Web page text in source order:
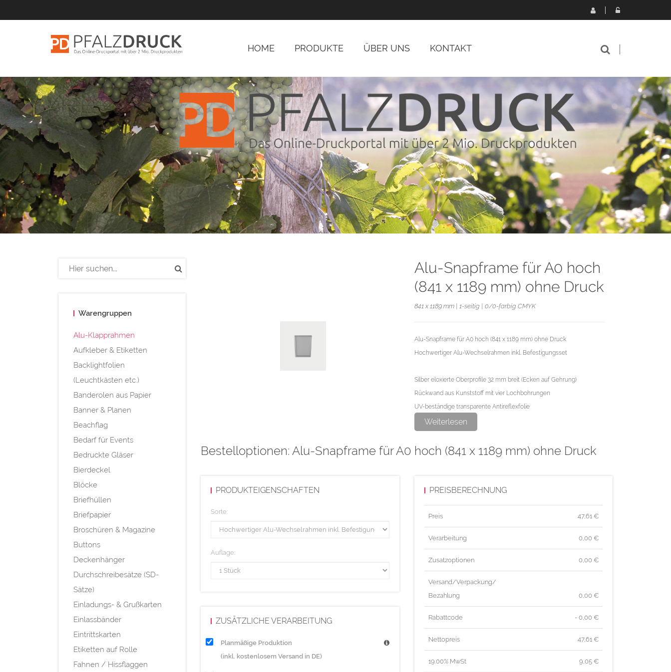
HOME PRODUKTE ÜBER UNS KONTAKT
Warengruppen
Alu-Klapprahmen
Aufkleber & Etiketten
Backlightfolien
(Leuchtkästen etc.)
Banderolen aus Papier
Banner & Planen
Beachflag
Bedarf für Events
Bedruckte Gläser
Bierdeckel
Blöcke
Briefhüllen
Briefpapier
Broschüren & Magazine
Buttons
Deckenhänger
Durchschreibesätze (SD-
Sätze)
Einladungs- & Grußkarten
Einlassbänder
Eintrittskarten
Etiketten auf Rolle
Fahnen / Hissflaggen
Alu-Snapframe für A0 hoch
(841 x 1189 mm) ohne Druck
841 x 1189 mm | 1-seitig | 0/0-farbig CMYK
Alu-Snapframe für A0 hoch (841 x 1189 mm) ohne Druck
Hochwertiger Alu-Wechselrahmen inkl. Befestigungsset
Silber eloxierte Oberprofile 32 mm breit (Ecken auf Gehrung)
Rückwand aus Kunststoff mit vier Lochbohrungen
UV-beständige transparente Antireflexfolie
Weiterlesen
Bestelloptionen: Alu-Snapframe für A0 hoch (841 x 1189 mm) ohne Druck
PRODUKTEIGENSCHAFTEN
Sorte:
Auflage:
ZUSÄTZLICHE VERARBEITUNG
Planmäßige Produktion
(inkl. kostenlosem Versand in DE)
PREISBERECHNUNG
Preis 47,61 €
Verarbeitung 0,00 €
Zusatzoptionen 0,00 €
Versand/Verpackung/
Bezahlung
0,00 €
Rabattcode - 0,00 €
Nettopreis 47,61 €
19.00% MwSt 9,05 €